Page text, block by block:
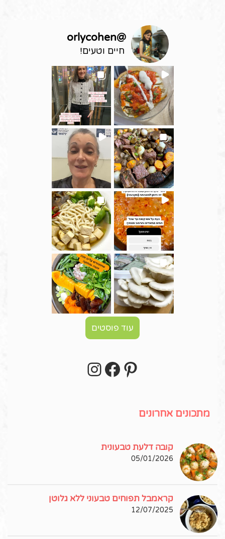
@
orlycohen
חיים וטעים!
עוד פוסטים
Pinterest
Facebook
מתכונים אחרונים
קובה דלעת טבעונית
05/01/2026
קראמבל תפוחים טבעוני ללא גלוטן
12/07/2025